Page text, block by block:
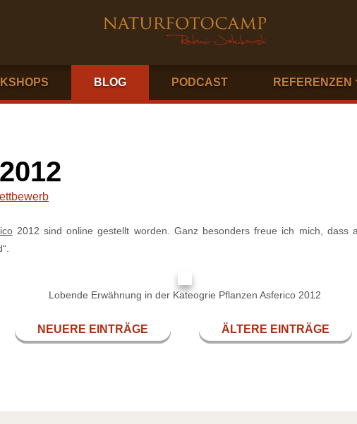
BLOG PODCAST REFERENZEN
2012 sind online gestellt worden. Ganz besonders freue ich mich, dass
Lobende Erwähnung in der Kateogrie Pflanzen Asferico 2012
NEUERE EINTRÄGE ÄLTERE EINTRÄGE